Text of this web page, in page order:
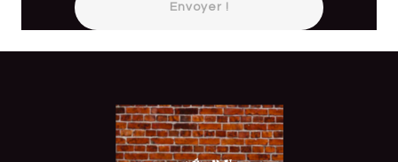
Envoyer !